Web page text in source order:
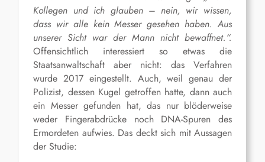
Kollegen und ich glauben – nein, wir wissen,
dass wir alle kein Messer gesehen haben. Aus
unserer Sicht war der Mann nicht bewaffnet.“.
Offensichtlich interessiert so etwas die
Staatsanwaltschaft aber nicht: das Verfahren
wurde 2017 eingestellt. Auch, weil genau der
Polizist, dessen Kugel getroffen hatte, dann auch
ein Messer gefunden hat, das nur blöderweise
weder Fingerabdrücke noch DNA-Spuren des
Ermordeten aufwies. Das deckt sich mit Aussagen
der Studie: